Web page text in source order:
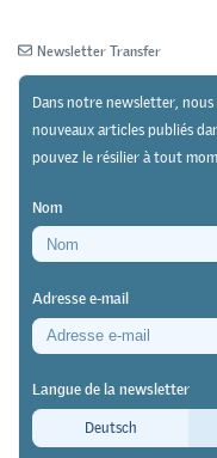
Newsletter
20/04/23
Formation
inclusion :
Transfer
Newsletter Transfer
Dans notre newsletter,
nouveaux articles publiés
pouvez le résilier à tout
Nom
Adresse e-mail
Langue de la newsletter
Deutsch